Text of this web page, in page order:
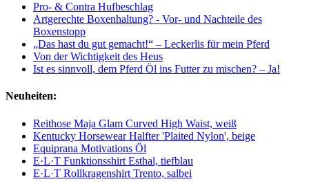
Pro- & Contra Hufbeschlag
Artgerechte Boxenhaltung? - Vor- und Nachteile des
Boxenstopp
„Das hast du gut gemacht!“ – Leckerlis für mein Pferd
Von der Wichtigkeit des Heus
Ist es sinnvoll, dem Pferd Öl ins Futter zu mischen? – Ja!
Neuheiten:
Reithose Maja Glam Curved High Waist, weiß
Kentucky Horsewear Halfter 'Plaited Nylon', beige
Equiprana Motivations Öl
E·L·T Funktionsshirt Esthal, tiefblau
E·L·T Rollkragenshirt Trento, salbei